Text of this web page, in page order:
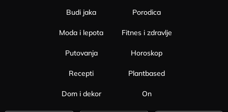
Budi jaka
Moda i lepota
Porodica
Fitnes i zdravlje
Putovanja
Recepti
Dom i dekor
Horoskop
Plantbased
On